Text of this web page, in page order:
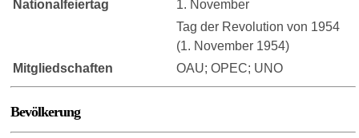
Nationalfeiertag
1. November
Tag der Revolution von 1954
(1. November 1954)
Mitgliedschaften
OAU; OPEC; UNO
Bevölkerung